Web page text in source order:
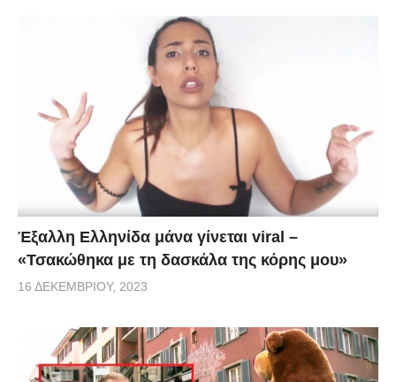
Έξαλλη Ελληνίδα μάνα γίνεται viral –
«Τσακώθηκα με τη δασκάλα της κόρης μου»
16 ΔΕΚΕΜΒΡΊΟΥ, 2023